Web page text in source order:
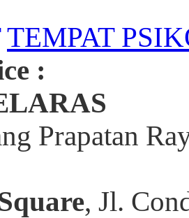
TEMPAT
:
Prapatan
, Jl.